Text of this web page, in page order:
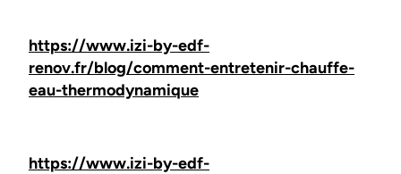
https://www.izi-by-edf-
renov.fr/blog/comment-entretenir-chauffe-
eau-thermodynamique
https://www.izi-by-edf-